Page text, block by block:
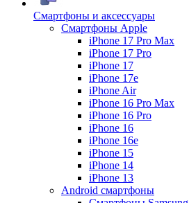
Смартфоны и аксессуары
Смартфоны Apple
iPhone 17 Pro Max
iPhone 17 Pro
iPhone 17
iPhone 17e
iPhone Air
iPhone 16 Pro Max
iPhone 16 Pro
iPhone 16
iPhone 16e
iPhone 15
iPhone 14
iPhone 13
Android cмартфоны